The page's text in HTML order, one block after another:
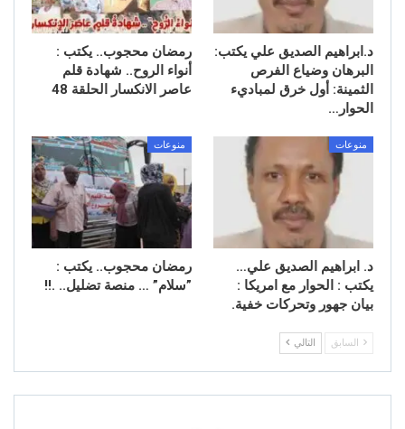
د.ابراهيم الصديق علي يكتب:
البرهان وضياع الفرص
الثمينة: أول خرق لمباديء
الحوار…
رمضان محجوب.. يكتب :
أنواء الروح.. شهادة قلم
عاصر الانكسار الحلقة 48
منوعات
د. ابراهيم الصديق علي…
يكتب : الحوار مع امريكا :
بيان جهور وتحركات خفية.
منوعات
رمضان محجوب.. يكتب : ​
”سلام” … منصة تضليل.. .!!
السابق التالي